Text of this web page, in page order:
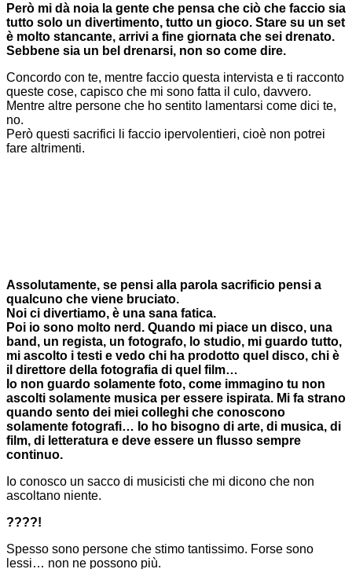
Però mi dà noia la gente che pensa che ciò che faccio sia
tutto solo un divertimento, tutto un gioco. Stare su un set
è molto stancante, arrivi a fine giornata che sei drenato.
Sebbene sia un bel drenarsi, non so come dire.
Concordo con te, mentre faccio questa intervista e ti racconto
queste cose, capisco che mi sono fatta il culo, davvero.
Mentre altre persone che ho sentito lamentarsi come dici te,
no.
Però questi sacrifici li faccio ipervolentieri, cioè non potrei
fare altrimenti.
Assolutamente, se pensi alla parola sacrificio pensi a
qualcuno che viene bruciato.
Noi ci divertiamo, è una sana fatica.
Poi io sono molto nerd. Quando mi piace un disco, una
band, un regista, un fotografo, lo studio, mi guardo tutto,
mi ascolto i testi e vedo chi ha prodotto quel disco, chi è
il direttore della fotografia di quel film…
Io non guardo solamente foto, come immagino tu non
ascolti solamente musica per essere ispirata. Mi fa strano
quando sento dei miei colleghi che conoscono
solamente fotografi… Io ho bisogno di arte, di musica, di
film, di letteratura e deve essere un flusso sempre
continuo.
Io conosco un sacco di musicisti che mi dicono che non
ascoltano niente.
????!
Spesso sono persone che stimo tantissimo. Forse sono
lessi… non ne possono più.